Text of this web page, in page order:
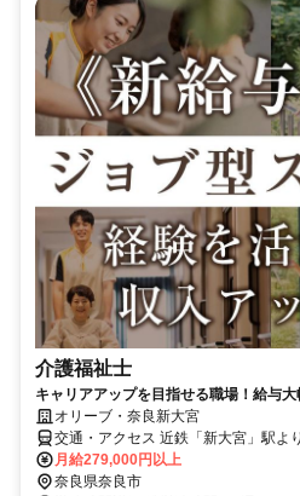
介護福祉士
キャリアアップを目指せる職場！給与
オリーブ・奈良新大宮
交通・アクセス 近鉄「新大宮」駅よ
グ！
月給279,000円以上
奈良県奈良市